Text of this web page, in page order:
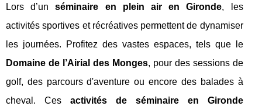
Lors d’unséminaire en plein air en Gironde, les
activités sportives et récréatives permettent de dynamiser
les journées. Profitez des vastes espaces, tels que le
Domaine de l’Airial des Monges, pour des sessions de
golf, des parcours d'aventure ou encore des balades à
cheval. Ces activités de séminaire en Gironde